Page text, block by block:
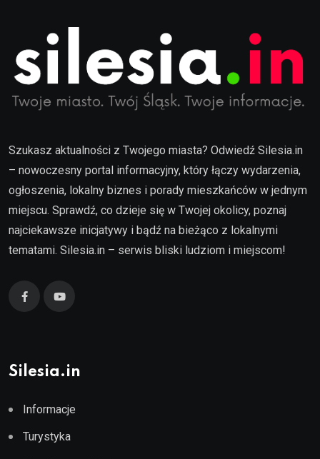
Szukasz aktualności z Twojego miasta? Odwiedź Silesia.in
– nowoczesny portal informacyjny, który łączy wydarzenia,
ogłoszenia, lokalny biznes i porady mieszkańców w jednym
miejscu. Sprawdź, co dzieje się w Twojej okolicy, poznaj
najciekawsze inicjatywy i bądź na bieżąco z lokalnymi
tematami. Silesia.in – serwis bliski ludziom i miejscom!
Silesia.in
Informacje
Turystyka